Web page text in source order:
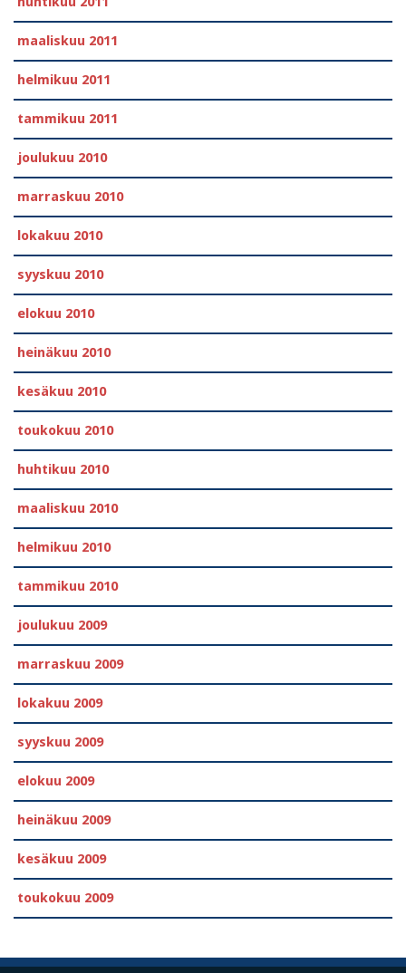
maaliskuu 2011
helmikuu 2011
tammikuu 2011
joulukuu 2010
marraskuu 2010
lokakuu 2010
syyskuu 2010
elokuu 2010
heinäkuu 2010
kesäkuu 2010
toukokuu 2010
huhtikuu 2010
maaliskuu 2010
helmikuu 2010
tammikuu 2010
joulukuu 2009
marraskuu 2009
lokakuu 2009
syyskuu 2009
elokuu 2009
heinäkuu 2009
kesäkuu 2009
toukokuu 2009